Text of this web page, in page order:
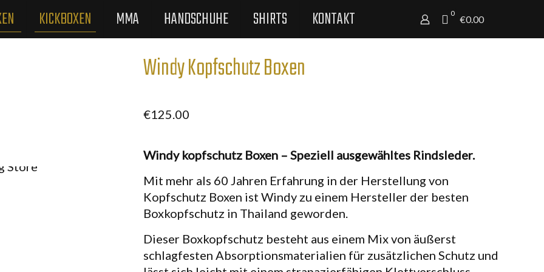
KICKBOXEN MMA HANDSCHUHE SHIRTS KONTAKT 0
€0.00
Windy Kopfschutz Boxen
€125.00
Windy kopfschutz Boxen – Speziell ausgewähltes Rindsleder.
Mit mehr als 60 Jahren Erfahrung in der Herstellung von
Kopfschutz Boxen ist Windy zu einem Hersteller der besten
Boxkopfschutz in Thailand geworden.
Dieser Boxkopfschutz besteht aus einem Mix von äußerst
schlagfesten Absorptionsmaterialien für zusätzlichen Schutz und